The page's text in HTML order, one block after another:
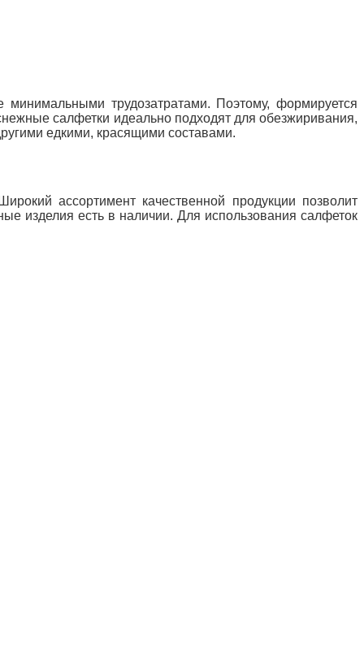
трудозатратами. Поэтому, формируется
салфетки идеально подходят для обезжиривания,
едкими, красящими составами.
ассортимент качественной продукции позволит
изделия есть в наличии. Для использования салфеток